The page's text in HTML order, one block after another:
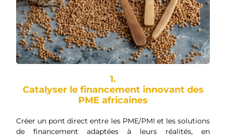
1.
Catalyser le financement innovant des
PME africaines
Créer un pont direct entre les PME/PMI et les solutions
de financement adaptées à leurs réalités, en